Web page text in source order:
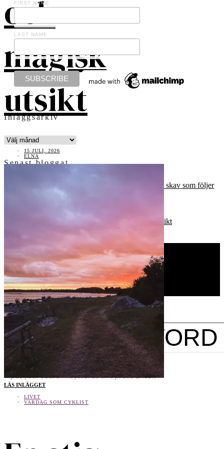
och
magisk
utsikt
15 JULI, 2026
ELNA
LÄS INLÄGGET
LIVET
VARDAG SOM CYKLIST
FIRST NAME
LAST NAME
Inläggsarkiv
INLÄGGSARKIV
Senast bloggat
Här är den sköna sommaren. Och vardagens skav som följer
Sommarslott, västerbottenpaj och magisk utsikt
En stig ned till havet
MTB-KURSER & COACHNING
KONTAKT/PR
CYKELPODD
OM ELNA
SEARCH FOR:
SEARCH
Input your search keywords and press Enter.
SHARE THIS SELECTION